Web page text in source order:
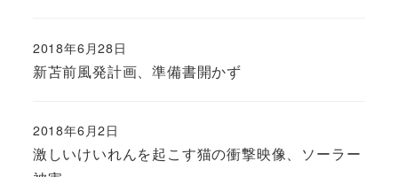
新苫前風発計画、準備書開かず
2018年6月28日
激しいけいれんを起こす猫の衝撃映像、ソーラー
2018年6月2日